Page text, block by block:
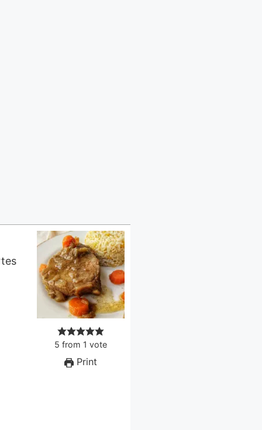
5 from 1 vote
Print